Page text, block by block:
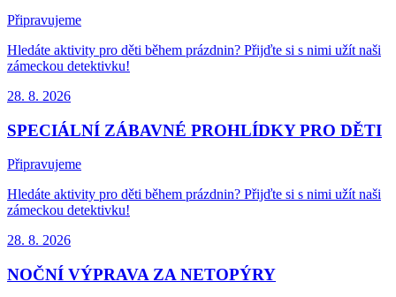
Připravujeme
Hledáte aktivity pro děti během prázdnin? Přijďte si s nimi užít naši
zámeckou detektivku!
28. 8. 2026
SPECIÁLNÍ ZÁBAVNÉ PROHLÍDKY PRO DĚTI
Připravujeme
Hledáte aktivity pro děti během prázdnin? Přijďte si s nimi užít naši
zámeckou detektivku!
28. 8. 2026
NOČNÍ VÝPRAVA ZA NETOPÝRY